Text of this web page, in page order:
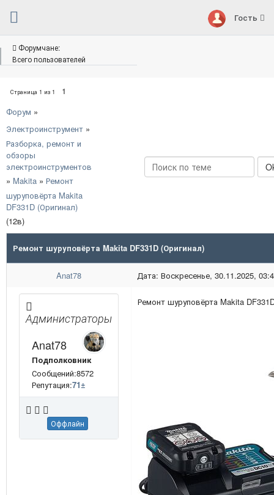
Гость
Форумчане:
Всего пользователей
Страница 1 из 1
1
Форум »
Электроинструмент »
Разборка, ремонт и
обзоры
электроинструментов
» Makita » Ремонт
шуруповёрта Makita
DF331D (Оригинал)
(12в)
Ремонт шуруповёрта Makita DF331D (Оригинал)
Anat78 Дата: Воскресенье, 30.11.2025,
Администраторы
Anat78
Подполковник
Сообщений:8572
Репутация:71±
Оффлайн
Ремонт шуруповёрта Makita